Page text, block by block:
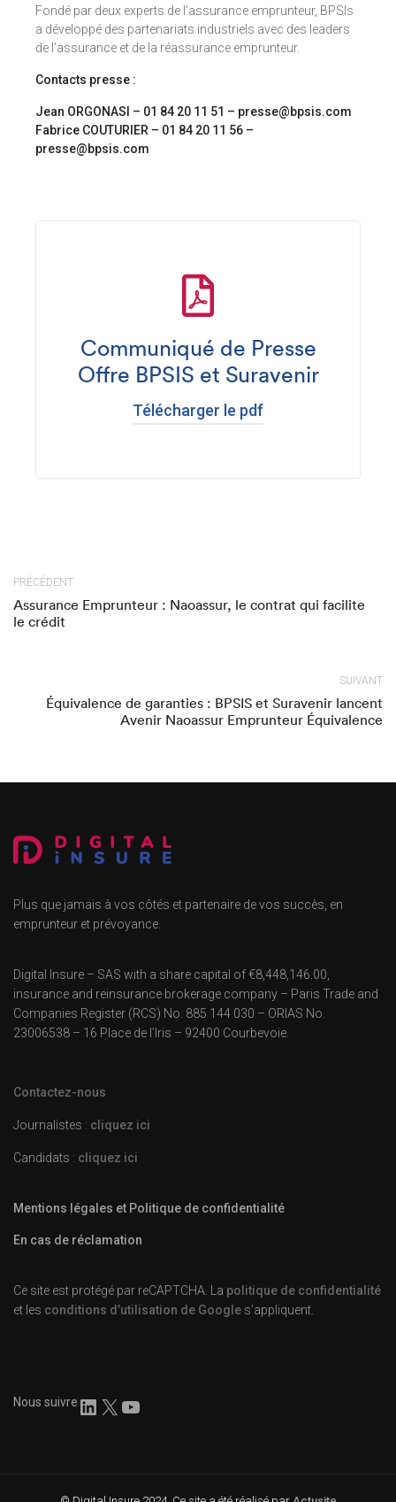
Fondé par deux experts de l’assurance emprunteur, BPSIs
a développé des partenariats industriels avec des leaders
de l’assurance et de la réassurance emprunteur.
Contacts presse :
Jean ORGONASI – 01 84 20 11 51 – presse@bpsis.com
Fabrice COUTURIER – 01 84 20 11 56 –
presse@bpsis.com
Communiqué de Presse
Offre BPSIS et Suravenir
Télécharger le pdf
PRÉCÉDENT
Assurance Emprunteur : Naoassur, le contrat qui facilite
le crédit
SUIVANT
Équivalence de garanties : BPSIS et Suravenir lancent
Avenir Naoassur Emprunteur Équivalence
Plus que jamais à vos côtés et partenaire de vos succès, en
emprunteur et prévoyance.
Digital Insure – SAS with a share capital of €8,448,146.00,
insurance and reinsurance brokerage company – Paris Trade and
Companies Register (RCS) No. 885 144 030 – ORIAS No.
23006538 – 16 Place de l’Iris – 92400 Courbevoie.
Contactez-nous
Journalistes : cliquez ici
Candidats : cliquez ici
Mentions légales et Politique de confidentialité
En cas de réclamation
Ce site est protégé par reCAPTCHA. La politique de confidentialité
et les conditions d’utilisation de Google s’appliquent.
Nous suivre